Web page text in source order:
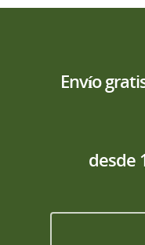
Envío
desde